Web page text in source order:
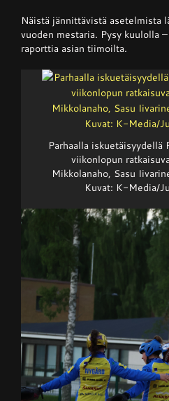
Näistä jännittävistä asetelmista
vuoden mestaria. Pysy kuulolla
raporttia asian tiimoilta.
Parhaalla
viikonlopun
Mikkolanaho, Sasu
Kuvat: K-Media/